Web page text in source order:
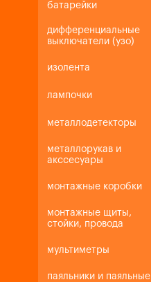
батарейки
дифференциальные
выключатели (узо)
изолента
лампочки
металлодетекторы
металлорукав и
акссесуары
монтажные коробки
монтажные щиты,
стойки, провода
мультиметры
паяльники и паяльные